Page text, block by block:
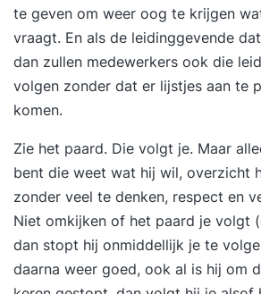
persoonlijke ontwikkeling,
training. Het biedt een
waardoor je de aangeboden
toepassen, wat vaak leidt tot
in werk, relaties, gezondheid en
dagen en vindt plaats op een
locatie in Nederland met slechts
deelnemers. Je gaat met
oefeningen je eigen onderzoek
krachtige en effectieve
om je belemmeringen de baas te
te geven om weer oog te krijgen
vraagt. En als de leidinggevende
dan zullen medewerkers ook die
volgen zonder dat er lijstjes aan te
komen.
Zie het paard. Die volgt je. Maar
bent die weet wat hij wil, overzicht
zonder veel te denken, respect en
Niet omkijken of het paard je volgt
dan stopt hij onmiddellijk je te
daarna weer goed, ook al is hij om